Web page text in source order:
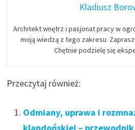
Kladiusz
Architekt wnętrz i pasjonat pracy w
moją wiedzą z tego zakresu.
Chętnie podzielę się
Przeczytaj również:
Odmiany, uprawa i